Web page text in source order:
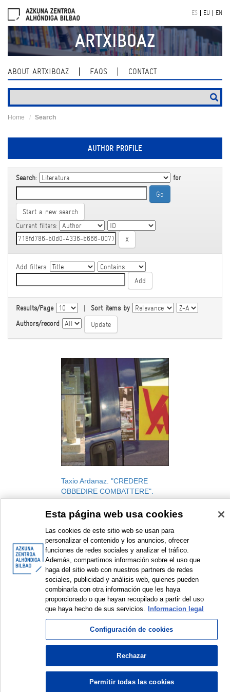
navigation
ES EU EN
ARTXIBOAZ
ABOUT ARTXIBOAZ FAQS CONTACT
Home Search
AUTHOR PROFILE
Search: for
Start a new search
Current filters:
Add filters:
Results/Page | Sort items by
Authors/record
Taxio Ardanaz. "CREDERE
OBBEDIRE COMBATTERE".
Book presentation
Symposium and conference
2021
< Items sorted by: 1 to 1 of 1 >
© Azkuna Zentroa - Alhóndiga Bilbao
Esta página web usa cookies
Las cookies de este sitio web se usan para
personalizar el contenido y los anuncios, ofrecer
funciones de redes sociales y analizar el tráfico.
Además, compartimos información sobre el uso que
haga del sitio web con nuestros partners de redes
sociales, publicidad y análisis web, quienes pueden
combinarla con otra información que les haya
proporcionado o que hayan recopilado a partir del uso
que haya hecho de sus servicios.
Informacion legal
Configuración de cookies
Rechazar
Permitir todas las cookies